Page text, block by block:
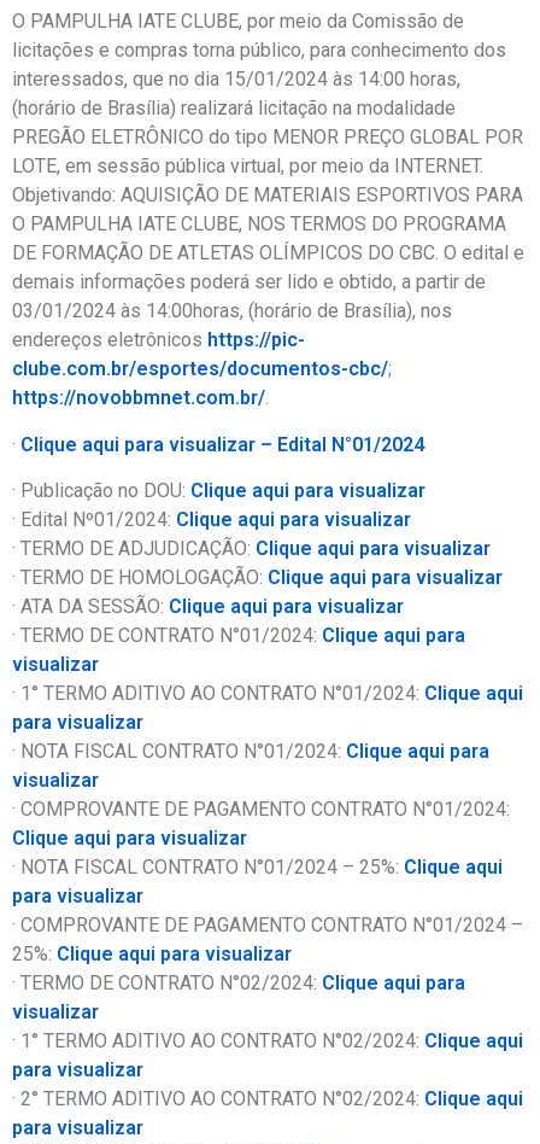
O PAMPULHA IATE CLUBE, por meio da Comissão de
licitações e compras torna público, para conhecimento dos
interessados, que no dia 15/01/2024 às 14:00 horas,
(horário de Brasília) realizará licitação na modalidade
PREGÃO ELETRÔNICO do tipo MENOR PREÇO GLOBAL POR
LOTE, em sessão pública virtual, por meio da INTERNET.
Objetivando: AQUISIÇÃO DE MATERIAIS ESPORTIVOS PARA
O PAMPULHA IATE CLUBE, NOS TERMOS DO PROGRAMA
DE FORMAÇÃO DE ATLETAS OLÍMPICOS DO CBC. O edital e
demais informações poderá ser lido e obtido, a partir de
03/01/2024 às 14:00horas, (horário de Brasília), nos
endereços eletrônicos https://pic-
clube.com.br/esportes/documentos-cbc/;
https://novobbmnet.com.br/.
· Clique aqui para visualizar – Edital N°01/2024
· Publicação no DOU: Clique aqui para visualizar
· Edital Nº01/2024: Clique aqui para visualizar
· TERMO DE ADJUDICAÇÃO: Clique aqui para visualizar
· TERMO DE HOMOLOGAÇÃO: Clique aqui para visualizar
· ATA DA SESSÃO: Clique aqui para visualizar
· TERMO DE CONTRATO N°01/2024: Clique aqui para
visualizar
· 1° TERMO ADITIVO AO CONTRATO N°01/2024: Clique aqui
para visualizar
· NOTA FISCAL CONTRATO N°01/2024: Clique aqui para
visualizar
· COMPROVANTE DE PAGAMENTO CONTRATO N°01/2024:
Clique aqui para visualizar
· NOTA FISCAL CONTRATO N°01/2024 – 25%: Clique aqui
para visualizar
· COMPROVANTE DE PAGAMENTO CONTRATO N°01/2024 –
25%: Clique aqui para visualizar
· TERMO DE CONTRATO N°02/2024: Clique aqui para
visualizar
· 1° TERMO ADITIVO AO CONTRATO N°02/2024: Clique aqui
para visualizar
· 2° TERMO ADITIVO AO CONTRATO N°02/2024: Clique aqui
para visualizar